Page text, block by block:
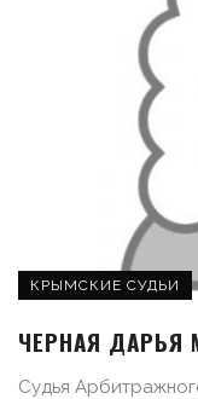
КРЫМСКИЕ СУДЬИ
ЧЕРНАЯ ДАРЬЯ
Судья